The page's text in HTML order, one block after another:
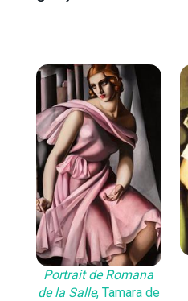
Portrait de Romana
de la Salle, Tamara de